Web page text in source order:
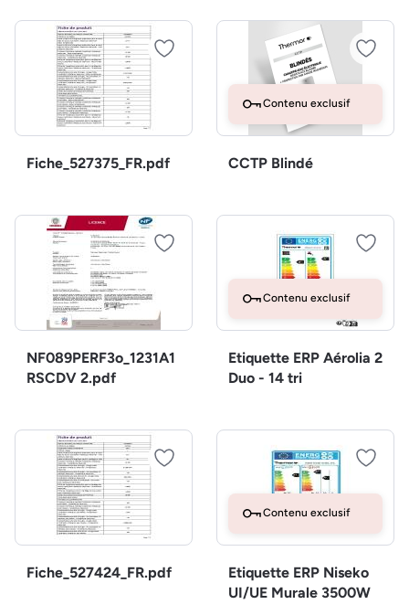
Fiche_527375_FR.pdf
Contenu exclusif
CCTP Blindé
NF089PERF3o_1231A1
RSCDV 2.pdf
Contenu exclusif
Etiquette ERP Aérolia 2
Duo - 14 tri
Fiche_527424_FR.pdf
Contenu exclusif
Etiquette ERP Niseko
UI/UE Murale 3500W